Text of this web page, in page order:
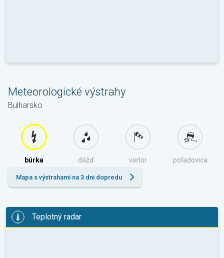
Meteorologické výstrahy
Bulharsko
búrka dážď vietor poľadovica
Mapa s výstrahami na 3 dni dopredu
Teplotný radar